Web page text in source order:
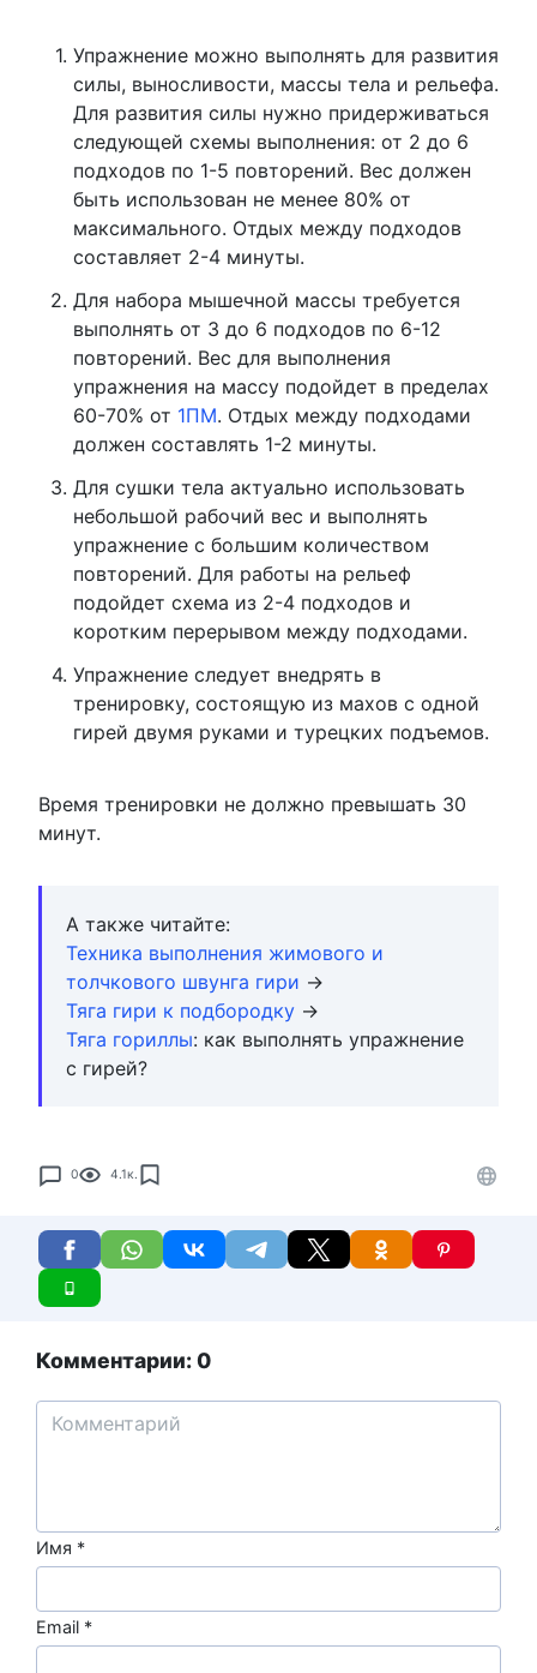
Упражнение можно выполнять для развития
силы, выносливости, массы тела и рельефа.
Для развития силы нужно придерживаться
следующей схемы выполнения: от 2 до 6
подходов по 1-5 повторений. Вес должен
быть использован не менее 80% от
максимального. Отдых между подходов
составляет 2-4 минуты.
Для набора мышечной массы требуется
выполнять от 3 до 6 подходов по 6-12
повторений. Вес для выполнения
упражнения на массу подойдет в пределах
60-70% от 1ПМ. Отдых между подходами
должен составлять 1-2 минуты.
Для сушки тела актуально использовать
небольшой рабочий вес и выполнять
упражнение с большим количеством
повторений. Для работы на рельеф
подойдет схема из 2-4 подходов и
коротким перерывом между подходами.
Упражнение следует внедрять в
тренировку, состоящую из махов с одной
гирей двумя руками и турецких подъемов.
Время тренировки не должно превышать 30
минут.
А также читайте:
Техника выполнения жимового и
толчкового швунга гири →
Тяга гири к подбородку →
Тяга гориллы: как выполнять упражнение
с гирей?
0 4.1к.
Комментарии: 0
Имя *
Email *